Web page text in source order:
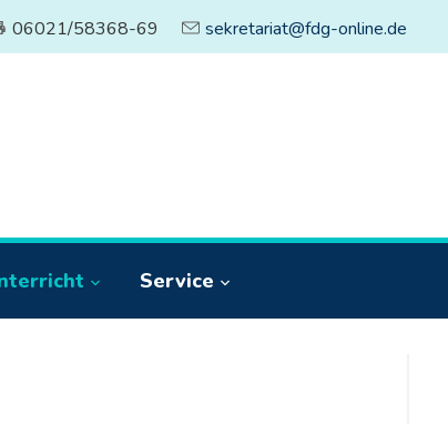
06021/58368-69 sekretariat@fdg-online.de
Service